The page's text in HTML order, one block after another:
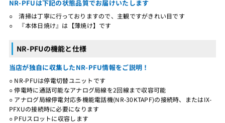
NR-PFUは下記の状態品質でお届けいたします
○ 清掃は丁寧に行っておりますので、主観ですがきれい目です
○ 『本体日焼け』は【薄焼け】です
NR-PFUの機能と仕様
当店が独自に収集したNR-PFU情報をご説明！
○ NR-PFUは停電切替ユニットです
○ 停電時に通話可能なアナログ局線を2回線まで収容可能
○ アナログ局線停電対応多機能電話機(NR-30KTAPF)の接続時、またはIX-
PFXUの接続時に必要になります
○ PFUスロットに収容します